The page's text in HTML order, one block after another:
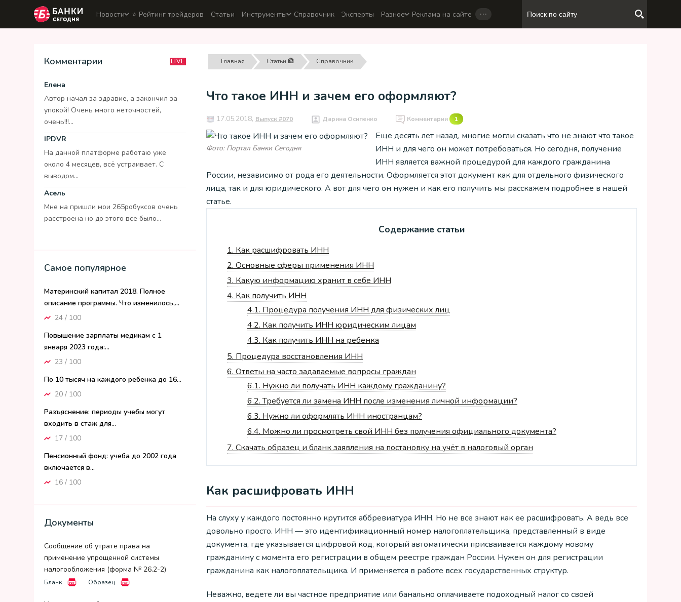
Новости ⭐️ Рейтинг трейдеров Статьи Инструменты Справочник Эксперты Разное Реклама на сайте …
Комментарии LIVE
Елена
Автор начал за здравие, а закончил за
упокой! Очень много неточностей,
очень!!!...
IPDVR
На данной платформе работаю уже
около 4 месяцев, всё устраивает. С
выводом...
Асель
Мне на пришли мои 265робуксов очень
расстроена но до этого все было...
Самое популярное
Материнский капитал 2018. Полное
описание программы. Что изменилось,...
24 / 100
Повышение зарплаты медикам с 1
января 2023 года:...
23 / 100
По 10 тысяч на каждого ребенка до 16...
20 / 100
Разъяснение: периоды учебы могут
входить в стаж для...
17 / 100
Пенсионный фонд: учеба до 2002 года
включается в...
16 / 100
Документы
Сообщение об утрате права на
применение упрощенной системы
налогообложения (форма № 26.2-2)
Бланк Образец
Главная Статьи 🏦 Справочник
Что такое ИНН и зачем его оформляют?
17.05.2018, Выпуск #070 Дарина Осипенко Комментарии 1
Фото: Портал Банки Сегодня
Еще десять лет назад, многие могли сказать что не знают что такое
ИНН и для чего он может потребоваться. Но сегодня, получение
ИНН является важной процедурой для каждого гражданина
России, независимо от рода его деятельности. Оформляется этот документ как для отдельного физического
лица, так и для юридического. А вот для чего он нужен и как его получить мы расскажем подробнее в нашей
статье.
Содержание статьи
1. Как расшифровать ИНН
2. Основные сферы применения ИНН
3. Какую информацию хранит в себе ИНН
4. Как получить ИНН
4.1. Процедура получения ИНН для физических лиц
4.2. Как получить ИНН юридическим лицам
4.3. Как получить ИНН на ребенка
5. Процедура восстановления ИНН
6. Ответы на часто задаваемые вопросы граждан
6.1. Нужно ли получать ИНН каждому гражданину?
6.2.Требуется ли замена ИНН после изменения личной информации?
6.3. Нужно ли оформлять ИНН иностранцам?
6.4. Можно ли просмотреть свой ИНН без получения официального документа?
7. Скачать образец и бланк заявления на постановку на учёт в налоговый орган
Как расшифровать ИНН
На слуху у каждого постоянно крутится аббревиатура ИНН. Но не все знают как ее расшифровать. А ведь все
довольно просто. ИНН — это идентификационный номер налогоплательщика, представленный в виде
документа, где указывается цифровой код, который автоматически присваивается каждому новому
гражданину с момента его регистрации в общем реестре граждан России. Нужен он для регистрации
гражданина как налогоплательщика. И применяется в работе всех государственных структур.
Неважно, ведете ли вы частное предприятие или банально оплачиваете подоходный налог со своей